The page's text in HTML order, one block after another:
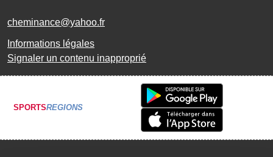
cheminance@yahoo.fr
Informations légales
Signaler un contenu inapproprié
SPORTSREGIONS